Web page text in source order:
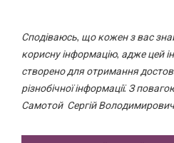
Сподіваюсь, що кожен з вас
корисну інформацію, адже цей
створено для отримання
різнобічної інформації. З
Самотой Сергій